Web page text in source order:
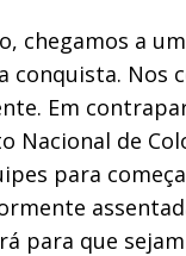
chegamos a um
conquista. Nos
Em
Nacional de
para
para que